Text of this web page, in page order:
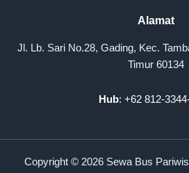
Alamat
Jl. Lb. Sari No.28, Gading, Kec.
Timur 60134
Hub: +62 812-
Copyright © 2026 Sewa Bus